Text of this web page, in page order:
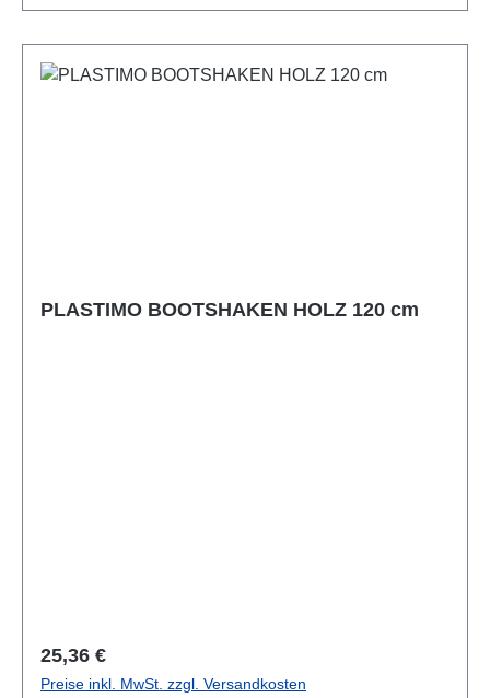
PLASTIMO BOOTSHAKEN HOLZ 120 cm
Regulärer Preis:
25,36 €
Preise inkl. MwSt. zzgl. Versandkosten